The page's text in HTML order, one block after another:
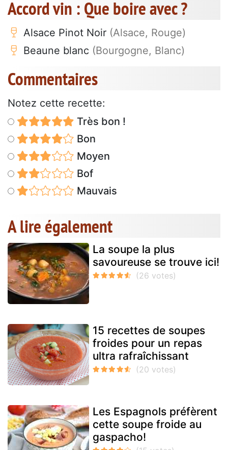
Accord vin : Que boire avec ?
Alsace Pinot Noir (Alsace, Rouge)
Beaune blanc (Bourgogne, Blanc)
Commentaires
Notez cette recette:
Très bon !
Bon
Moyen
Bof
Mauvais
A lire également
La soupe la plus
savoureuse se trouve ici!
15 recettes de soupes
froides pour un repas
ultra rafraîchissant
Les Espagnols préfèrent
cette soupe froide au
gaspacho!